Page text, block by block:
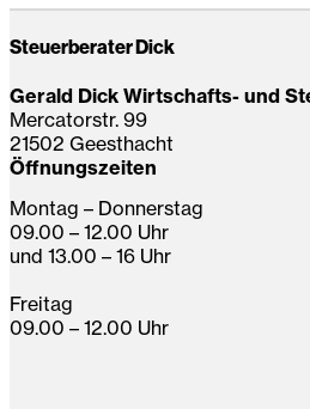
Steuerberater Dick
Gerald Dick Wirtschafts- und
Mercatorstr. 99
21502 Geesthacht
Öffnungszeiten
Montag – Donnerstag
09.00 – 12.00 Uhr
und 13.00 – 16 Uhr
Freitag
09.00 – 12.00 Uhr